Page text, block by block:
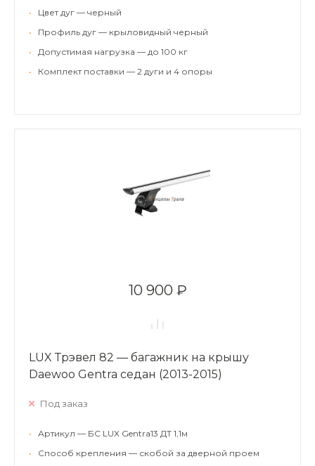
•
Цвет дуг — черный
•
Профиль дуг — крыловидный черный
•
Допустимая нагрузка — до 100 кг
•
Комплект поставки — 2 дуги и 4 опоры
10 900 ₽
LUX Трэвел 82 — багажник на крышу
Daewoo Gentra седан (2013-2015)
Под заказ
•
Артикул — БС LUX Gentra13 ДТ 1,1м
•
Способ крепления — скобой за дверной проем